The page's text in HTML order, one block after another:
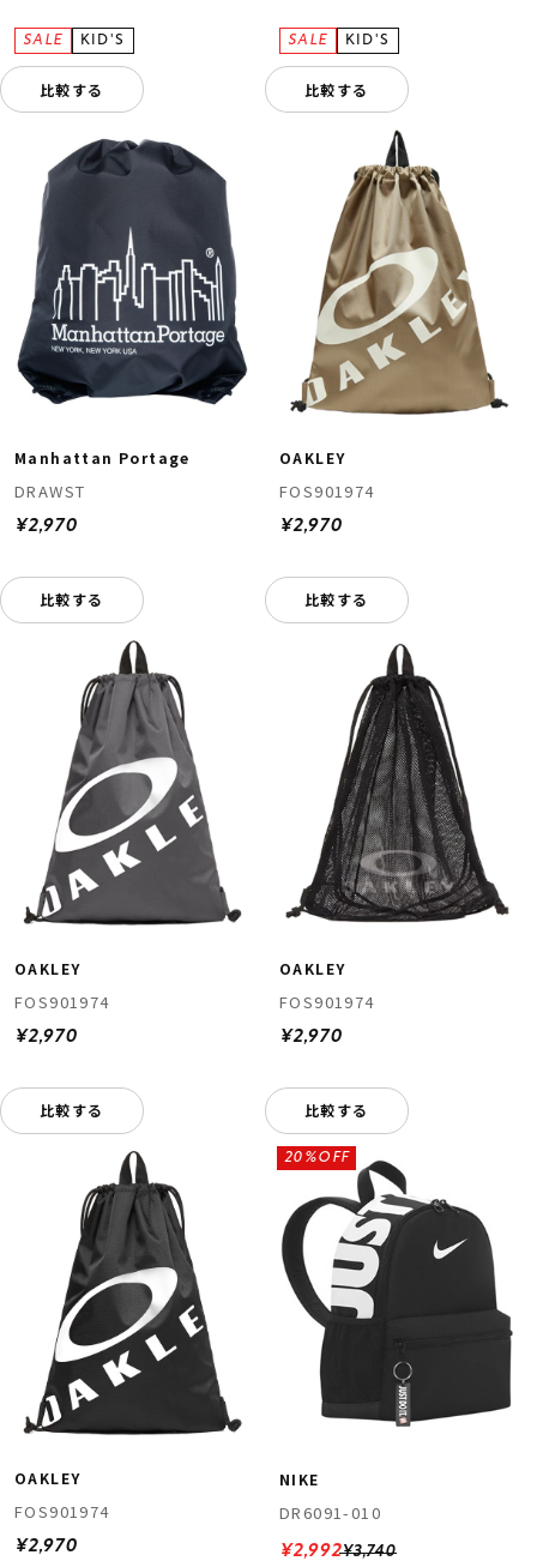
比較する 比較する
Manhattan Portage
DRAWST
¥2,970
比較する
OAKLEY
FOS901974
¥2,970
比較する
OAKLEY
FOS901974
¥2,970
比較する
OAKLEY
FOS901974
¥2,970
比較する
OAKLEY
FOS901974
¥2,970
NIKE
DR6091-010
¥3,740
20%OFF
¥2,992